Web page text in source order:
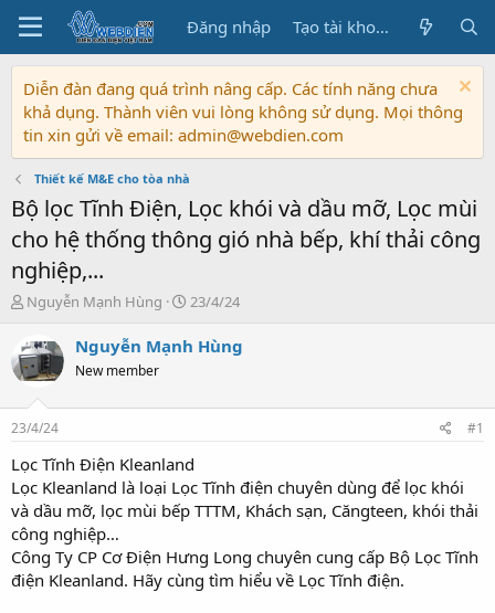
Đăng nhập Tạo tài khoản
Diễn đàn đang quá trình nâng cấp. Các tính năng chưa
khả dụng. Thành viên vui lòng không sử dụng. Mọi thông
tin xin gửi về email: admin@webdien.com
Thiết kế M&E cho tòa nhà
Bộ lọc Tĩnh Điện, Lọc khói và dầu mỡ, Lọc mùi
cho hệ thống thông gió nhà bếp, khí thải công
nghiệp,...
T
r
e
a
s
t
a
r
t
e
r
Nguyễn Mạnh Hùng
N
à
ầ
23/4/24
Nguyễn Mạnh Hùng
New member
23/4/24 #1
Lọc Tĩnh Điện Kleanland
Lọc Kleanland là loại Lọc Tĩnh điện chuyên dùng để lọc khói
và dầu mỡ, lọc mùi bếp TTTM, Khách sạn, Căngteen, khói thải
công nghiệp…
Công Ty CP Cơ Điện Hưng Long chuyên cung cấp Bộ Lọc Tĩnh
điện Kleanland. Hãy cùng tìm hiểu về Lọc Tĩnh điện.